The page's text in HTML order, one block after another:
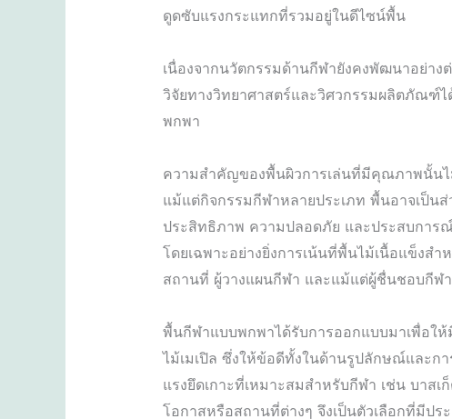
ดูดซับแรงกระแทกที่รวมอยู่ในดีไซน์พื้น
เนื่องจากนวัตกรรมด้านกีฬายังคงพัฒนาอย่าง
วิจัยทางวิทยาศาสตร์และวิศวกรรมผลิตภัณฑ์
พกพา
ความสำคัญของพื้นผิวการเล่นที่มีคุณภาพนั้นไ
แม้แต่กิจกรรมกีฬาหลายประเภท พื้นอาจเป็
ประสิทธิภาพ ความปลอดภัย และประสบการ
โดยเฉพาะอย่างยิ่งการเน้นที่พื้นไม้เนื้อแข็ง
สถานที่ ผู้วางแผนกีฬา และแม้แต่ผู้ชื่นชอบกีฬ
พื้นกีฬาแบบพกพาได้รับการออกแบบมาเพื่อใ
ไม้เมเปิล ซึ่งให้ข้อดีทั้งในด้านรูปลักษณ์และก
แรงยึดเกาะที่เหมาะสมสำหรับกีฬา เช่น บาส
โอกาสหรือสถานที่ต่างๆ จึงเป็นตัวเลือกที่มีป